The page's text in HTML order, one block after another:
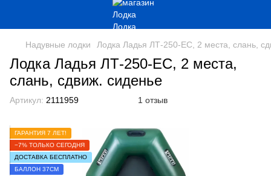
Надувные лодки Лодка Ладья ЛТ-250-ЕС, 2 места, слань,
Лодка Ладья ЛТ-250-ЕС, 2 места,
слань, сдвиж. сиденье
Артикул: 2111959 1 отзыв
ГАРАНТИЯ 7 ЛЕТ!
−7% ТОЛЬКО СЕГОДНЯ
ДОСТАВКА БЕСПЛАТНО
БАЛЛОН 37СМ